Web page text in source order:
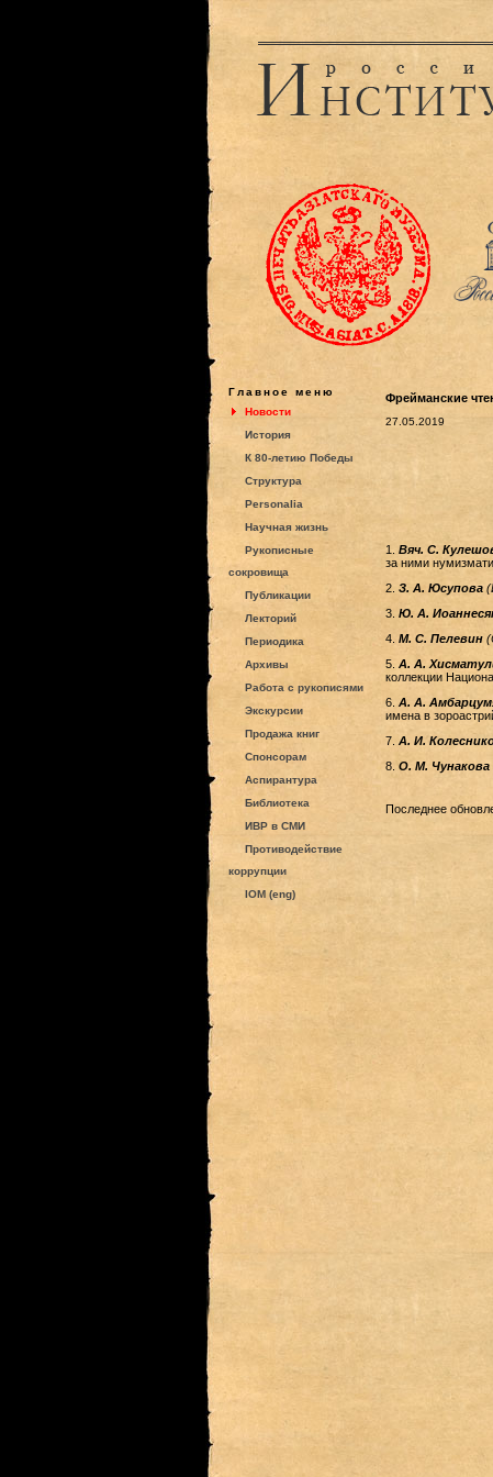
Главное меню
Новости
История
К 80-летию Победы
Структура
Personalia
Научная жизнь
Рукописные
сокровища
Публикации
Лекторий
Периодика
Архивы
Работа с рукописями
Экскурсии
Продажа книг
Спонсорам
Аспирантура
Библиотека
ИВР в СМИ
Противодействие
коррупции
IOM (eng)
Фрейманские
27.05.2019
1. Вяч. С.
за ними
2. З. А. Юсупова
3. Ю. А.
4. М. С. Пелевин
5. А. А.
коллекции
6. А. А.
имена в
7. А. И.
8. О. М. Чунакова
Последнее